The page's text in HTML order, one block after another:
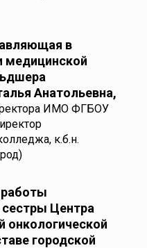
в
медицинской
Анатольевна,
ИМО ФГБОУ
к.б.н.
Центра
онкологической
городской